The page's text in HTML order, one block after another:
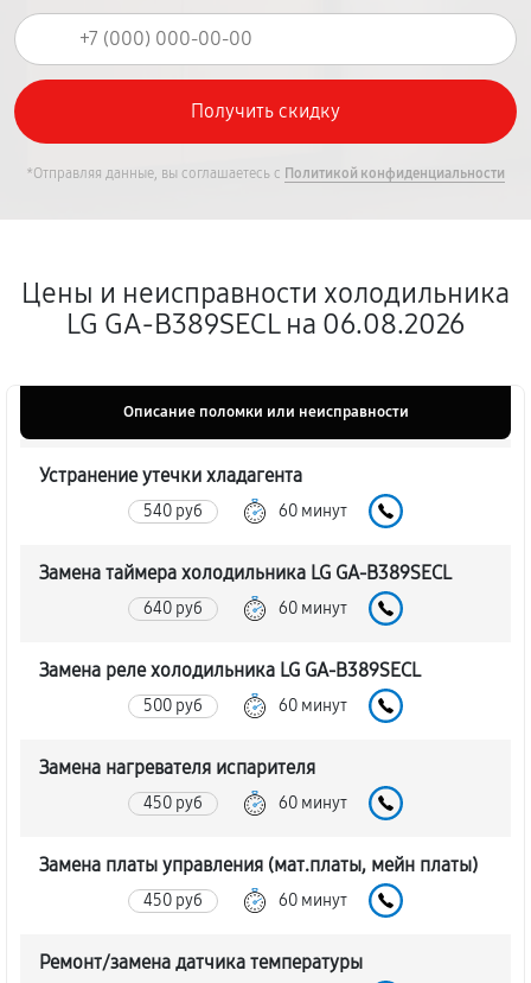
*Отправляя данные, вы соглашаетесь с Политикой конфиденциальности
Цены и неисправности холодильника
LG GA-B389SECL на 06.08.2026
Описание поломки или неисправности
Устранение утечки хладагента
540 руб 60 минут
Замена таймера холодильника LG GA-B389SECL
640 руб 60 минут
Замена реле холодильника LG GA-B389SECL
500 руб 60 минут
Замена нагревателя испарителя
450 руб 60 минут
Замена платы управления (мат.платы, мейн платы)
450 руб 60 минут
Ремонт/замена датчика температуры